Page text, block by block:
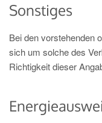
Sonstiges
Bei den vorstehenden
sich um solche des
Richtigkeit dieser